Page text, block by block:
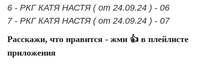
6 - РКГ КАТЯ НАСТЯ ( от 24.09.24 ) - 06
7 - РКГ КАТЯ НАСТЯ ( от 24.09.24 ) - 07
Расскажи, что нравится - жми 👍 в плейлисте
приложения